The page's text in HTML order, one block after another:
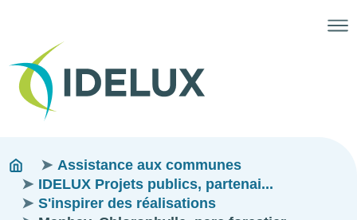
Fils
d'ariane
You
are
here:
Assistance aux communes
IDELUX Projets publics, partenai...
S'inspirer des réalisations